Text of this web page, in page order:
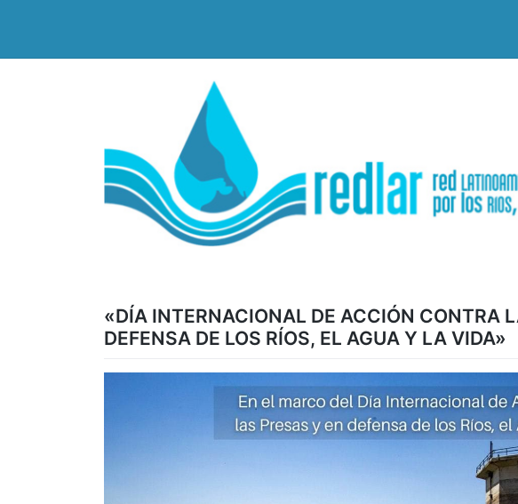
«DÍA INTERNACIONAL DE ACCIÓN CONTRA
DEFENSA DE LOS RÍOS, EL AGUA Y LA VIDA»